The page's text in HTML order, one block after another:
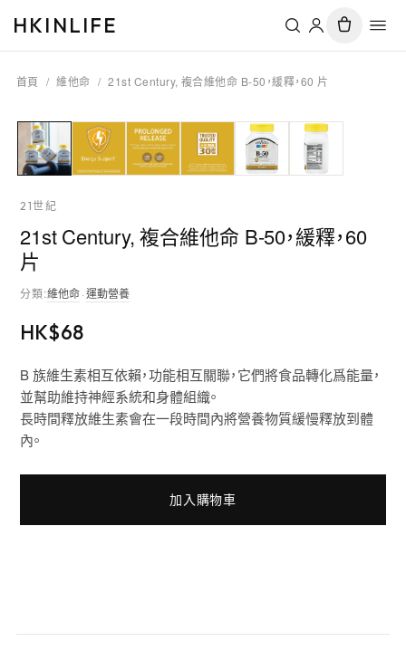
HKINLIFE
首頁 / 維他命 / 21st Century, 複合維他命 B-50，緩釋，60 片
21世紀
21st Century, 複合維他命 B-50，緩釋，60
片
分類:維他命·運動營養
HK$68
B 族維生素相互依賴，功能相互關聯，它們將食品轉化爲能量，
並幫助維持神經系統和身體組織。
長時間釋放維生素會在一段時間內將營養物質緩慢釋放到體
內。
加入購物車